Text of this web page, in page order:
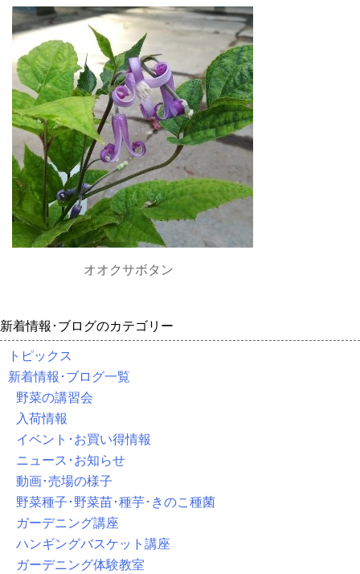
オオクサボタン
新着情報･ブログのカテゴリー
トピックス
新着情報･ブログ一覧
野菜の講習会
入荷情報
イベント･お買い得情報
ニュース･お知らせ
動画･売場の様子
野菜種子･野菜苗･種芋･きのこ種菌
ガーデニング講座
ハンギングバスケット講座
ガーデニング体験教室